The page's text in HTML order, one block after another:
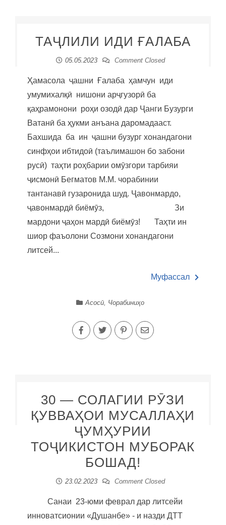
ТАҶЛИЛИ ИДИ ҒАЛАБА
05.05.2023 Comment Closed
Ҳамасола ҷашни Ғалаба ҳамчун иди
умумихалқӣ нишони арҷгузорӣ ба
қаҳрамонони роҳи озодӣ дар Ҷанги Бузурги
Ватанӣ ба ҳукми анъана даромадааст.
Бахшида ба ин ҷашни бузург хонандагони
синфҳои ибтидоӣ (таълимашон бо забони
русӣ) таҳти роҳбарии омӯзгори тарбияи
ҷисмонӣ Бегматов М.М. чорабинии
тантанавӣ гузаронида шуд. Ҷавонмардо,
ҷавонмардӣ биёмӯз, Зи
мардони ҷаҳон мардӣ биёмӯз! Таҳти ин
шиор фаъолони Созмони хонандагони
литсей...
Муфассал
Асосӣ, Чорабиниҳо
30 — СОЛАГИИ РӮЗИ
ҚУВВАҲОИ МУСАЛЛАҲИ
ҶУМҲУРИИ
ТОҶИКИСТОН МУБОРАК
БОШАД!
23.02.2023 Comment Closed
Санаи 23-юми феврал дар литсейи
инноватсионии «Душанбе» - и назди ДТТ